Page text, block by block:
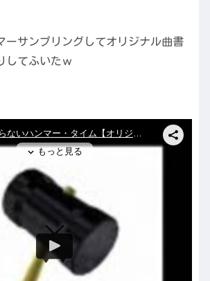
ーサンプリングしてオリジナル曲書
してふいたｗ